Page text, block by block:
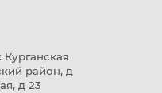
район, д
д 23